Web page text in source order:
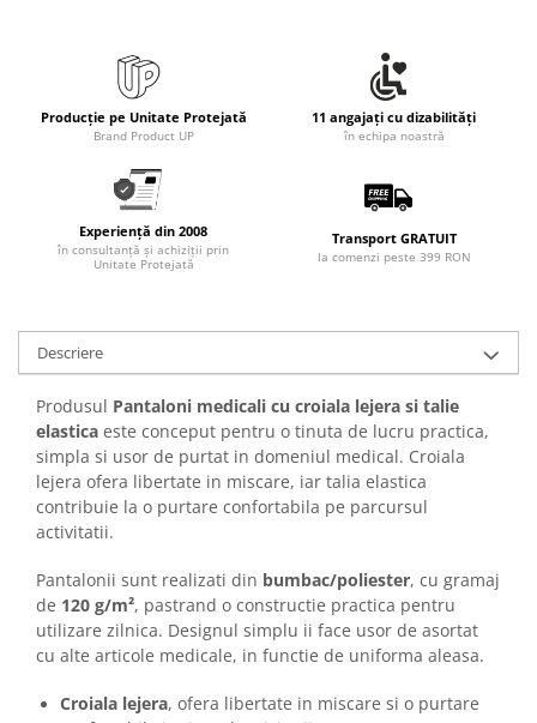
Articole pentru bucatarie
Maturi, mopuri si galeti
Hartie igienica, prosoape hartie si
Articole pentru rufe, casa,
geamuri, mobila
Articole pentru birou, suprafete,
Saci de gunoi
Accesorii pentru curatenie
Tipografie si stampile
Formulare tipizate
Caiete si blocnotesuri
personalizate
Protectia muncii si Imbracaminte
Imbracaminte
Tricouri
Bluze & Pulovere
Producție pe Unitate Protejată
Brand Product UP
11 angajați cu dizabilități
în echipa noastră
Experiență din 2008
în consultanță și achiziții prin
Unitate Protejată
Transport GRATUIT
la comenzi peste 399 RON
Descriere
Produsul Pantaloni medicali cu croiala lejera si talie
elastica este conceput pentru o tinuta de lucru practica,
simpla si usor de purtat in domeniul medical. Croiala
lejera ofera libertate in miscare, iar talia elastica
contribuie la o purtare confortabila pe parcursul
activitatii.
Pantalonii sunt realizati din bumbac/poliester, cu gramaj
de 120 g/m², pastrand o constructie practica pentru
utilizare zilnica. Designul simplu ii face usor de asortat
cu alte articole medicale, in functie de uniforma aleasa.
Croiala lejera, ofera libertate in miscare si o purtare